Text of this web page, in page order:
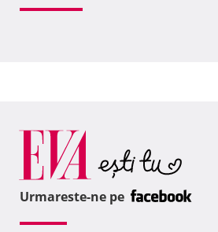
Urmareste-ne pe